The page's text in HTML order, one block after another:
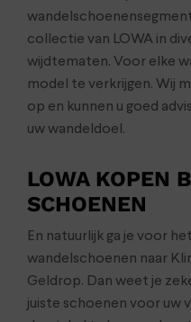
collectie van LOWA in
wijdtematen. Voor elke
model te verkrijgen. Wij
op en kunnen u goed
uw wandeldoel.
LOWA KOPEN
SCHOENEN
En natuurlijk ga je voor
wandelschoenen naar
Geldrop. Dan weet je
juiste schoenen voor uw